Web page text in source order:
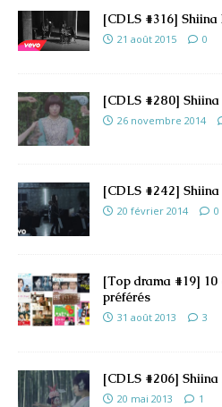
[CDLS #316]
21 août 2015 0
[CDLS #280]
26 novembre 2014
[CDLS #242]
20 février 2014 0
[Top drama #19]
préférés
31 août 2013 3
[CDLS #206]
20 mai 2013 1